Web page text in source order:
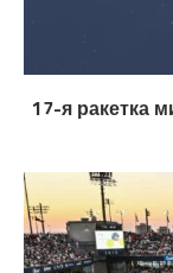
17-я ракетка